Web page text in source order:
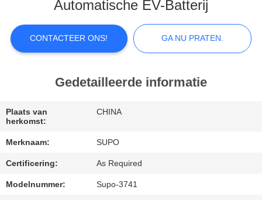
KWALITEITSCONTROLE
NEEM
CONTACT
ONS
OP
Automatische EV-Batterij
CONTACTEER ONS! GA NU PRATEN.
Gedetailleerde informatie
Plaats van
herkomst:
CHINA
Merknaam: SUPO
Certificering: As Required
Modelnummer: Supo-3741